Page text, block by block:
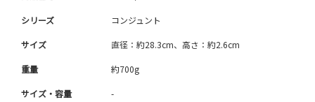
シリーズ コンジュント
サイズ 直径：約28.3cm、高さ：約2.6cm
重量 約700g
サイズ・容量 -